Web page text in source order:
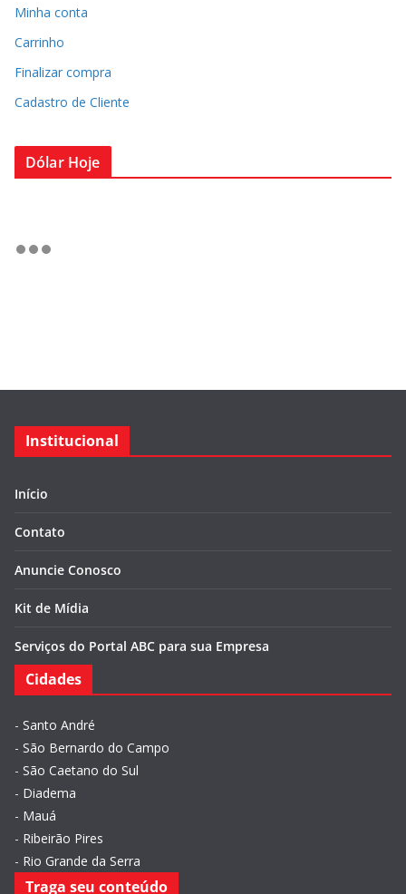
Minha conta
Carrinho
Finalizar compra
Cadastro de Cliente
Dólar Hoje
Institucional
Início
Contato
Anuncie Conosco
Kit de Mídia
Serviços do Portal ABC para sua Empresa
Cidades
- Santo André
- São Bernardo do Campo
- São Caetano do Sul
- Diadema
- Mauá
- Ribeirão Pires
- Rio Grande da Serra
Traga seu conteúdo